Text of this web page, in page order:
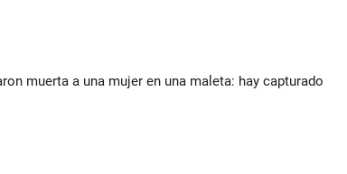
muerta a una mujer en una maleta: hay capturado